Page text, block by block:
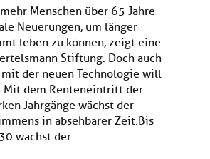
Menschen über 65 Jahre
Neuerungen, um länger
leben zu können, zeigt eine
Stiftung. Doch auch
der neuen Technologie will
Mit dem Renteneintritt der
Jahrgänge wächst der
in absehbarer Zeit.Bis
wächst der ...